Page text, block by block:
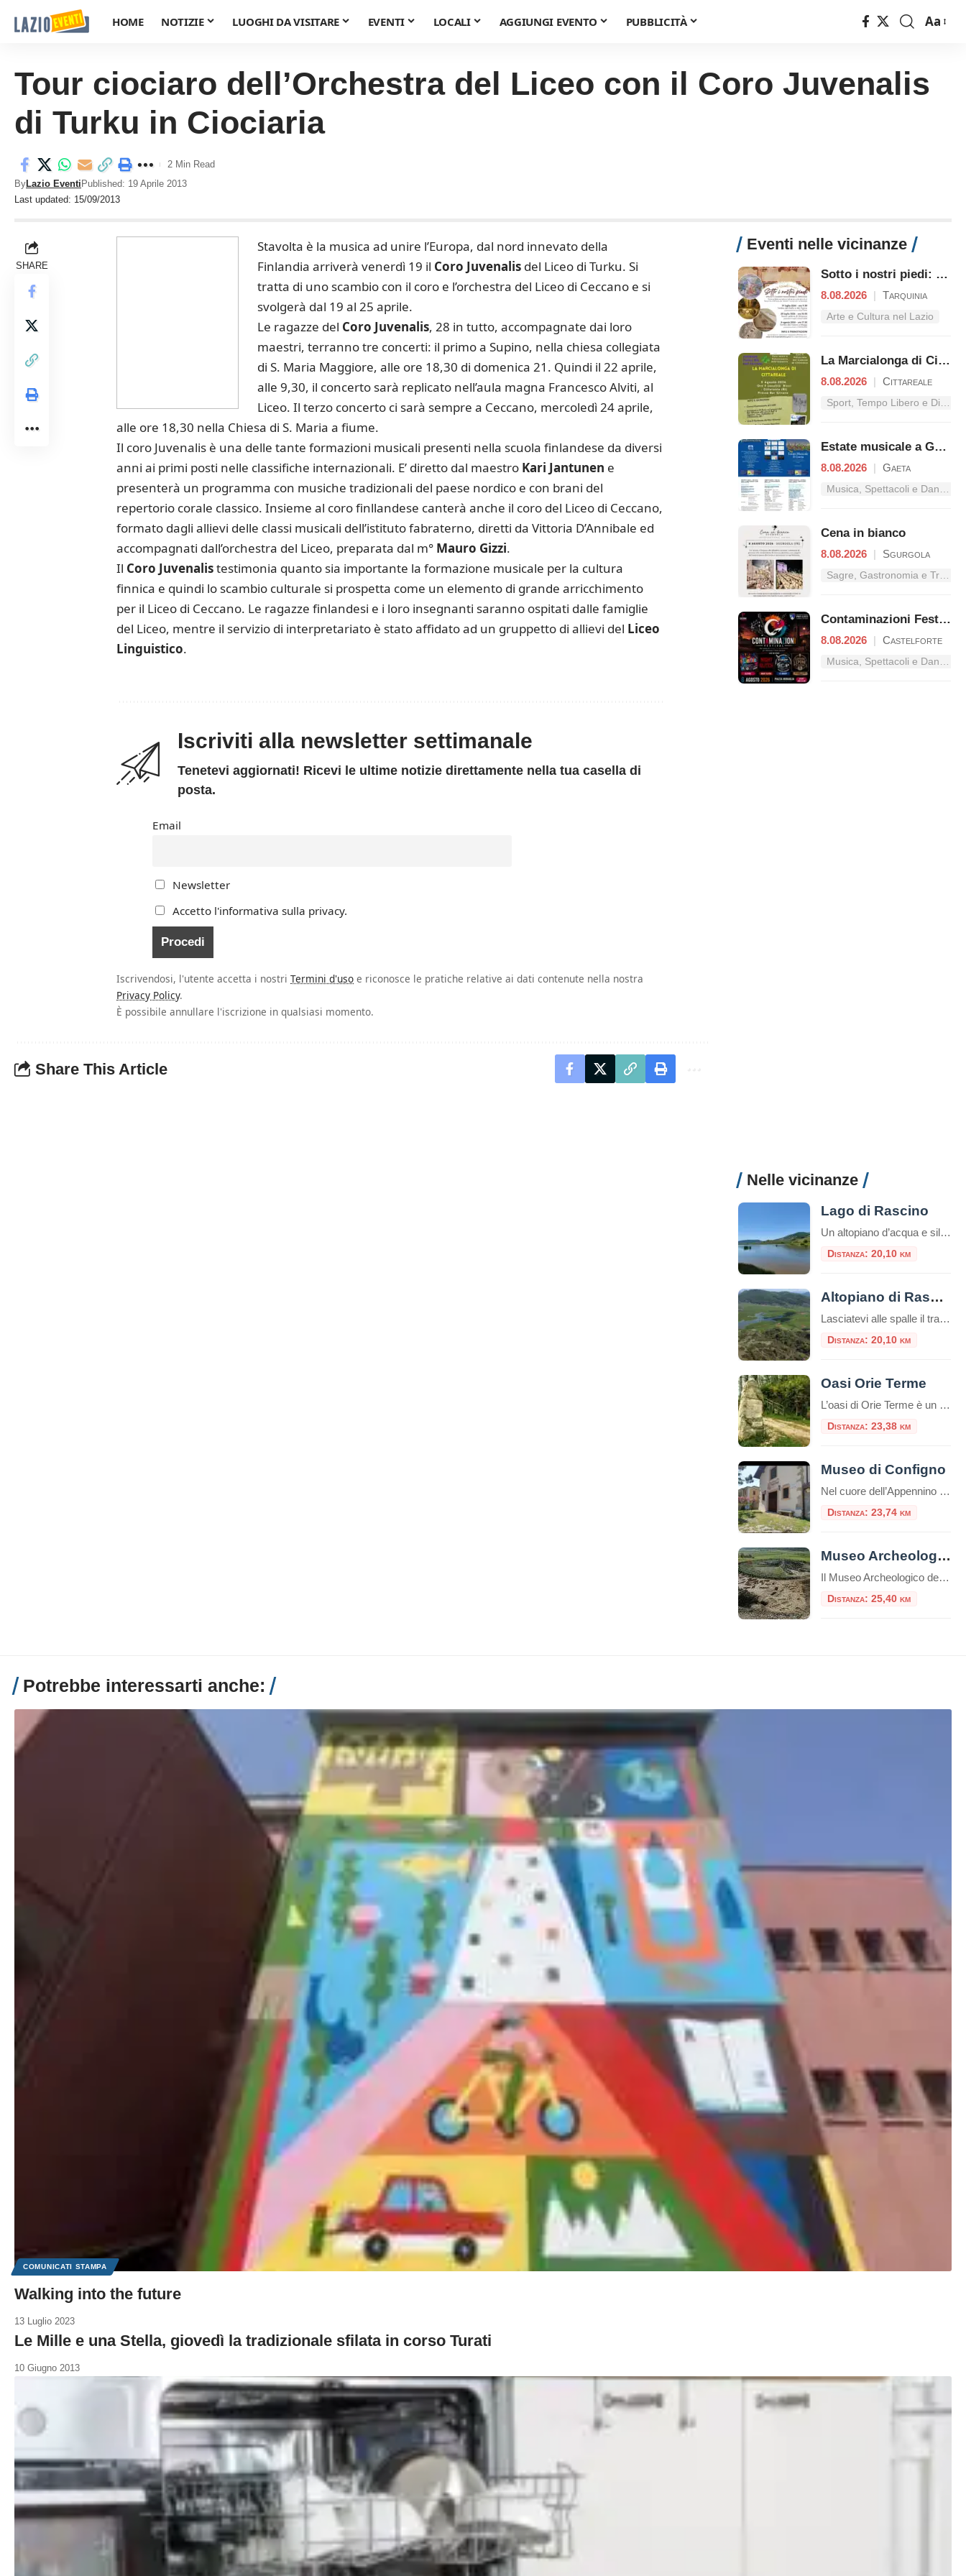
HOME NOTIZIE LUOGHI DA VISITARE EVENTI LOCALI AGGIUNGI EVENTO PUBBLICITÀ
Font
Aa
Tour ciociaro dell’Orchestra del Liceo con il Coro Juvenalis
di Turku in Ciociaria
Last updated: 15/09/2013
ByLazio Eventi Published: 19 Aprile 2013
2 Min Read
SHARE
Stavolta è la musica ad unire l’Europa, dal nord innevato della
Finlandia arriverà venerdì 19 il Coro Juvenalisdel Liceo di Turku. Si
tratta di uno scambio con il coro e l’orchestra del Liceo di Ceccano e si
svolgerà dal 19 al 25 aprile.
Le ragazze del Coro Juvenalis, 28 in tutto, accompagnate dai loro
maestri, terranno tre concerti: il primo a Supino, nella chiesa collegiata
di S. Maria Maggiore, alle ore 18,30 di domenica 21. Quindi il 22 aprile,
alle 9,30, il concerto sarà replicato nell’aula magna Francesco Alviti, al
Liceo. Il terzo concerto ci sarà sempre a Ceccano, mercoledì 24 aprile,
alle ore 18,30 nella Chiesa di S. Maria a fiume.
Il coro Juvenalis è una delle tante formazioni musicali presenti nella scuola finlandese da diversi
anni ai primi posti nelle classifiche internazionali. E’ diretto dal maestro Kari Jantunen e
presenterà un programma con musiche tradizionali del paese nordico e con brani del
repertorio corale classico.Insieme al coro finllandese canterà anche il coro del Liceo di Ceccano,
formato dagli allievi delle classi musicali dell’istituto fabraterno, diretti da Vittoria D’Annibale ed
accompagnati dall’orchestra del Liceo, preparata dal m° Mauro Gizzi.
Il Coro Juvenalistestimonia quanto sia importante la formazione musicale per la cultura
finnica e quindi lo scambio culturale si prospetta come un elemento di grande arricchimento
per il Liceo di Ceccano. Le ragazze finlandesi e i loro insegnanti saranno ospitati dalle famiglie
del Liceo, mentre il servizio di interpretariato è stato affidato ad un gruppetto di allievi del Liceo
Linguistico.
Iscriviti alla newsletter settimanale
Tenetevi aggiornati! Ricevi le ultime notizie direttamente nella tua casella di
posta.
Email
Newsletter
Accetto l'informativa sulla privacy.
Iscrivendosi, l'utente accetta i nostriTermini d'uso e riconosce le pratiche relative ai dati contenute nella nostra
Privacy Policy.
È possibile annullare l'iscrizione in qualsiasi momento.
Share This Article
Eventi nelle vicinanze
Sotto i nostri piedi: Etruschi e Romani raccontano il territori
8.08.2026 | Tarquinia
Arte e Cultura nel Lazio
La Marcialonga di Cittareale
8.08.2026 | Cittareale
Sport, Tempo Libero e Divertimento nel Lazio
Estate musicale a Gaeta
8.08.2026 | Gaeta
Musica, Spettacoli e Danza nel Lazio
Cena in bianco
8.08.2026 | Sgurgola
Sagre, Gastronomia e Tradizioni nel Lazio
Contaminazioni Festival
8.08.2026 | Castelforte
Musica, Spettacoli e Danza nel Lazio
Nelle vicinanze
Lago di Rascino
Un altopiano d’acqua e silenzio nel cuore dell’Appennino laziale Sospeso a mille metri d’altitudine, nel cuore dei Monti Carseolani, il Lago di Rascino è un piccolo mondo a parte: un’oasi d’acqua e di quiete dove la natura domina ancora incontrastata. Situato nel comune di Fiamignano, in provincia di Rieti, questo lago carsico rappresenta uno dei […]
Distanza: 20,10 km
Altopiano di Rascino
Lasciatevi alle spalle il trambusto della città e preparatevi a scoprire un luogo dove la natura regna sovrana e il tempo sembra scorrere a un ritmo diverso. Benvenuti sull’Altopiano di Rascino, un vasto tavolato carsico a oltre 1100 metri di altitudine, incastonato nell’Appennino Centrale, nel cuore del Cicolano in provincia di Rieti. Spesso definito “il […]
Distanza: 20,10 km
Oasi Orie Terme
L’oasi di Orie Terme è un parco naturalistico del comune di Amatrice, nella frazione di Configno, di proprietà della famiglia Betturri. Il parco “è un omaggio alla Terra e alla natura per promuovere l’educazione e la cultura del rispetto dell’ambiente”, accoglie oltre che a numerosi animali, anche dei testi scritti ispirandosi alla Passione di Gesù, […]
Distanza: 23,38 km
Museo di Configno
Nel cuore dell’Appennino laziale, nella frazione di Configno, a pochi chilometri da Amatrice, sorge il Museo delle Arti e Tradizioni Popolari di Configno. Questo museo etnografico rappresenta un punto di riferimento culturale per la conservazione della memoria storica e delle tradizioni locali Il museo ha sede in un edificio costruito nel 1928, originariamente utilizzato come […]
Distanza: 23,74 km
Museo Archeologico del Cicolano
Il Museo Archeologico del Cicolano (Mac) non è più un sogno: è stato ufficialmente aperto sabato 17 dicembre, con la benedizione del parroco con Francesco Salvi; arriva come un regalo di Natale e come tale l’ingresso sarà gratuito fino al 7 g
Distanza: 25,40 km
Potrebbe interessarti anche:
COMUNICATI STAMPA
Walking into the future
13 Luglio 2023
Le Mille e una Stella, giovedì la tradizionale sfilata in corso Turati
10 Giugno 2013